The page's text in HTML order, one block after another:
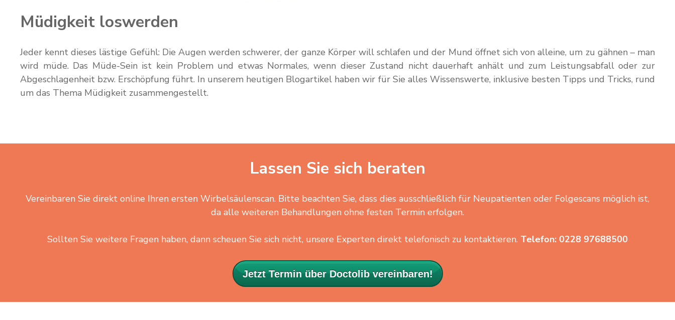
Müdigkeit loswerden
Jeder kennt dieses lästige Gefühl: Die Augen werden schwerer, der ganze Körper will schlafen und der Mund öffnet sich von alleine, um zu gähnen – man
wird müde. Das Müde-Sein ist kein Problem und etwas Normales, wenn dieser Zustand nicht dauerhaft anhält und zum Leistungsabfall oder zur
Abgeschlagenheit bzw. Erschöpfung führt. In unserem heutigen Blogartikel haben wir für Sie alles Wissenswerte, inklusive besten Tipps und Tricks, rund
um das Thema Müdigkeit zusammengestellt.
Lassen Sie sich beraten
Vereinbaren Sie direkt online Ihren ersten Wirbelsäulenscan. Bitte beachten Sie, dass dies ausschließlich für Neupatienten oder Folgescans möglich ist,
da alle weiteren Behandlungen ohne festen Termin erfolgen.
Sollten Sie weitere Fragen haben, dann scheuen Sie sich nicht, unsere Experten direkt telefonisch zu kontaktieren. Telefon: 0228 97688500
Jetzt Termin über Doctolib vereinbaren!